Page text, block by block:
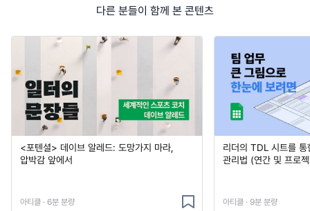
다른 분들이 함께 본 콘텐츠
<포텐셜> 데이브 알레드: 도망가지 마라,
압박감 앞에서
아티클 · 6분 분량
리더의 TDL 시트를
관리법 (연간 및 프로
아티클 · 9분 분량